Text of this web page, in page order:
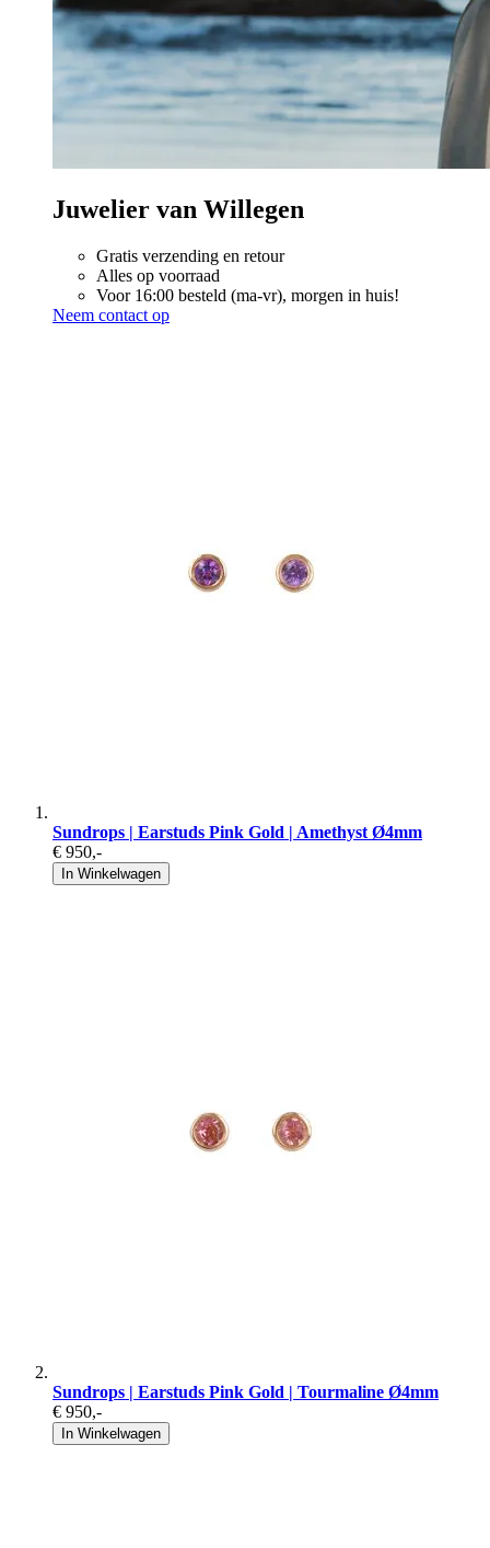
Juwelier van Willegen
Gratis verzending en retour
Alles op voorraad
Voor 16:00 besteld (ma-vr), morgen in huis!
Neem contact op
Sundrops | Earstuds Pink Gold | Amethyst Ø4mm
€ 950,-
In Winkelwagen
Sundrops | Earstuds Pink Gold | Tourmaline Ø4mm
€ 950,-
In Winkelwagen